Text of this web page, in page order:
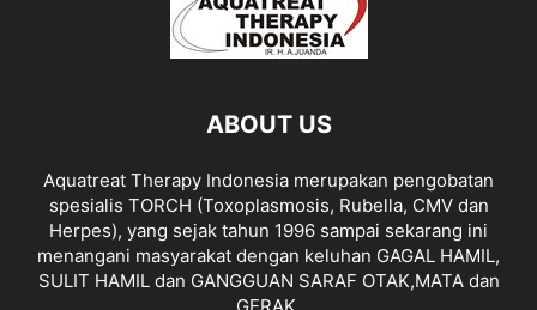
ABOUT US
Aquatreat Therapy Indonesia merupakan pengobatan
spesialis TORCH (Toxoplasmosis, Rubella, CMV dan
Herpes), yang sejak tahun 1996 sampai sekarang ini
menangani masyarakat dengan keluhan GAGAL HAMIL,
SULIT HAMIL dan GANGGUAN SARAF OTAK,MATA dan